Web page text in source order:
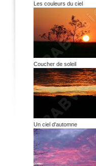
Les couleurs du ciel
Coucher de soleil
Un ciel d'automne